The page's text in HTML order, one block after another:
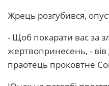
Жрець розгубився,
- Щоб покарати вас за
жертвопринесень, - вів
праотець проковтне